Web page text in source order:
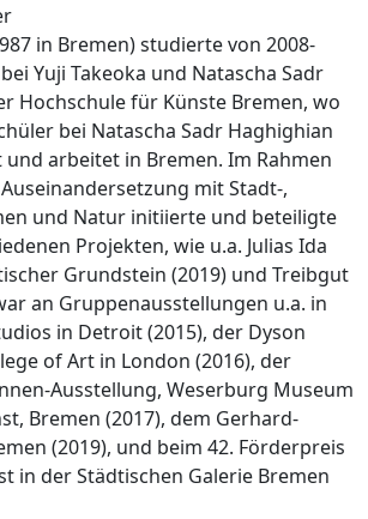
in Bremen) studierte von 2008-
Yuji Takeoka und Natascha Sadr
Hochschule für Künste Bremen, wo
bei Natascha Sadr Haghighian
und arbeitet in Bremen. Im Rahmen
mit Stadt-,
und Natur initiierte und beteiligte
Projekten, wie u.a. Julias Ida
Grundstein (2019) und Treibgut
an Gruppenausstellungen u.a. in
in Detroit (2015), der Dyson
of Art in London (2016), der
Ausstellung, Weserburg Museum
Bremen (2017), dem Gerhard-
(2019), und beim 42. Förderpreis
in der Städtischen Galerie Bremen